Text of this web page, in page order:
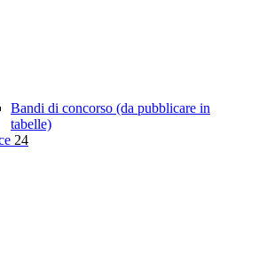
Bandi di concorso (da pubblicare in
tabelle)
24